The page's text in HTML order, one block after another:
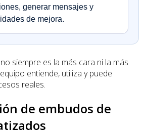
generar mensajes y
de mejora.
siempre es la más cara ni la más
entiende, utiliza y puede
reales.
de embudos de